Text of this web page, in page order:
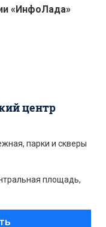
«ИнфоЛада»
центр
парки и скверы
площадь,